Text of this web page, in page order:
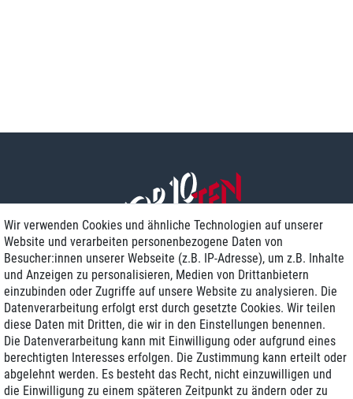
Zustellung am nächsten Werktag
Günstiger Versand
Generalüberholt mit Garantie
Wir verwenden Cookies und ähnliche Technologien auf unserer
Website und verarbeiten personenbezogene Daten von
Besucher:innen unserer Webseite (z.B. IP-Adresse), um z.B. Inhalte
und Anzeigen zu personalisieren, Medien von Drittanbietern
einzubinden oder Zugriffe auf unsere Website zu analysieren. Die
Datenverarbeitung erfolgt erst durch gesetzte Cookies. Wir teilen
diese Daten mit Dritten, die wir in den Einstellungen benennen.
Die Datenverarbeitung kann mit Einwilligung oder aufgrund eines
berechtigten Interesses erfolgen. Die Zustimmung kann erteilt oder
abgelehnt werden. Es besteht das Recht, nicht einzuwilligen und
die Einwilligung zu einem späteren Zeitpunkt zu ändern oder zu